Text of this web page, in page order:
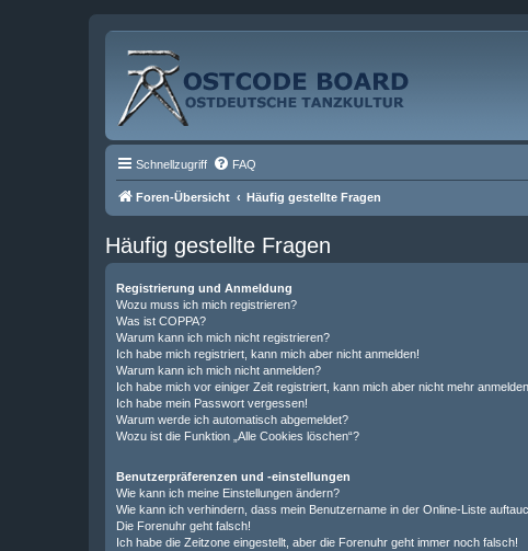
Schnellzugriff FAQ
Foren-Übersicht Häufig gestellte Fragen
Häufig gestellte Fragen
Registrierung und Anmeldung
Wozu muss ich mich registrieren?
Was ist COPPA?
Warum kann ich mich nicht registrieren?
Ich habe mich registriert, kann mich aber nicht anmelden!
Warum kann ich mich nicht anmelden?
Ich habe mich vor einiger Zeit registriert, kann mich aber nicht mehr
Ich habe mein Passwort vergessen!
Warum werde ich automatisch abgemeldet?
Wozu ist die Funktion „Alle Cookies löschen“?
Benutzerpräferenzen und -einstellungen
Wie kann ich meine Einstellungen ändern?
Wie kann ich verhindern, dass mein Benutzername in der Online-Liste
Die Forenuhr geht falsch!
Ich habe die Zeitzone eingestellt, aber die Forenuhr geht immer noch falsch!